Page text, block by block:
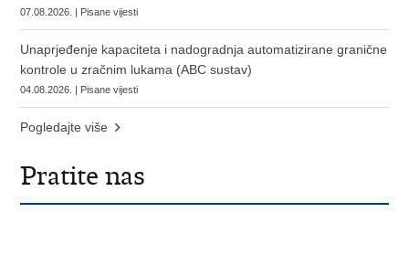
07.08.2026. | Pisane vijesti
Unaprjeđenje kapaciteta i nadogradnja automatizirane granične
kontrole u zračnim lukama (ABC sustav)
04.08.2026. | Pisane vijesti
Pogledajte više
Pratite nas